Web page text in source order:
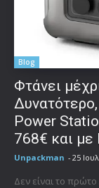
Blog
Φτάνει
Power
768€ και με
Unpackman - 25
Δεν είναι το